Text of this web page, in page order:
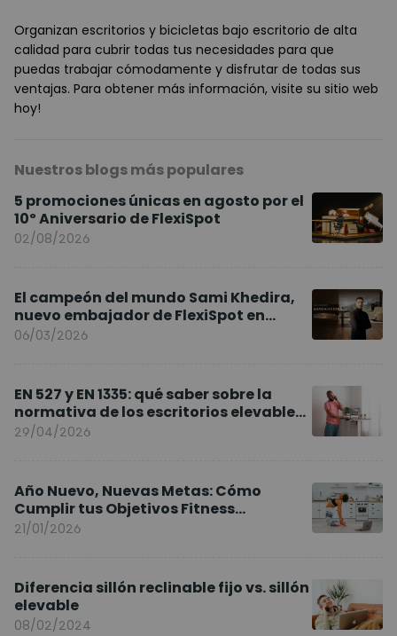
Organizan escritorios y bicicletas bajo escritorio de alta
calidad para cubrir todas tus necesidades para que
puedas trabajar cómodamente y disfrutar de todas sus
ventajas. Para obtener más información, visite su sitio web
hoy!
Nuestros blogs más populares
5 promociones únicas en agosto por el
10º Aniversario de FlexiSpot
02/08/2026
El campeón del mundo Sami Khedira,
nuevo embajador de FlexiSpot en
Europa
06/03/2026
EN 527 y EN 1335: qué saber sobre la
normativa de los escritorios elevables
y sillas ergonómicas
29/04/2026
Año Nuevo, Nuevas Metas: Cómo
Cumplir tus Objetivos Fitness
Entrenando en Casa
21/01/2026
Diferencia sillón reclinable fijo vs. sillón
elevable
08/02/2024